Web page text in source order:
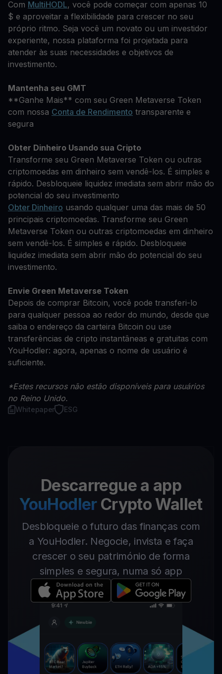
Com MultiHODL, você pode começar com apenas 10
$ e aproveitar a flexibilidade para crescer no seu
próprio ritmo. Seja você um novato ou um investidor
experiente, nossa plataforma foi projetada para
atender às suas necessidades e objetivos de
investimento.
Mantenha seu GMT
**Ganhe Mais** com seu Green Metaverse Token
com nossa Conta de Rendimento transparente e
segura
Obter Dinheiro Usando sua Cripto
Transforme seu Green Metaverse Token ou outras
criptomoedas em dinheiro sem vendê-los. É simples e
rápido. Desbloqueie liquidez imediata sem abrir mão do
potencial do seu investimento
Obter Dinheiro usando qualquer uma das mais de 50
principais criptomoedas. Transforme seu Green
Metaverse Token ou outras criptomoedas em dinheiro
sem vendê-los. É simples e rápido. Desbloqueie
liquidez imediata sem abrir mão do potencial do seu
investimento.
Envie Green Metaverse Token
Depois de comprar Bitcoin, você pode transferi-lo
para qualquer pessoa ao redor do mundo, desde que
saiba o endereço da carteira Bitcoin ou use
transferências de cripto instantâneas e gratuitas com
YouHodler: agora, apenas o nome de usuário é
suficiente.
*Estes recursos não estão disponíveis para usuários
no Reino Unido.
Whitepaper ESG
Descarregue a app
YouHodler Crypto Wallet
Desbloqueie o futuro das finanças com
a YouHodler. Negocie, invista e faça
crescer o seu património de forma
simples e segura, numa só app